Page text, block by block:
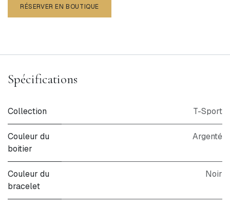
RÉSERVER EN BOUTIQUE
Spécifications
Collection T-Sport
Couleur du
boitier
Argenté
Couleur du
bracelet
Noir